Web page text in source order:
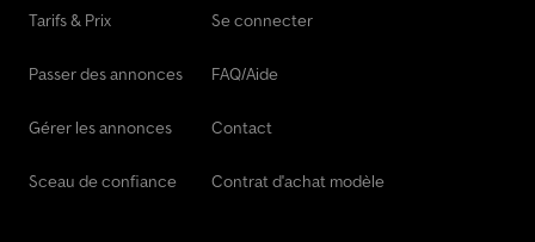
Tarifs & Prix
Passer des annonces
Gérer les annonces
Sceau de confiance
Se connecter
FAQ/Aide
Contact
Contrat d'achat modèle